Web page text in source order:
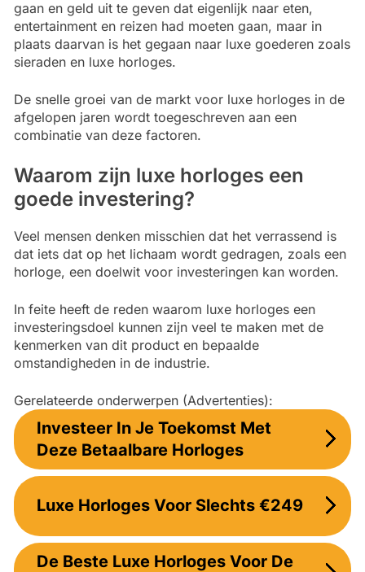
gaan en geld uit te geven dat eigenlijk naar eten,
entertainment en reizen had moeten gaan, maar in
plaats daarvan is het gegaan naar luxe goederen zoals
sieraden en luxe horloges.
De snelle groei van de markt voor luxe horloges in de
afgelopen jaren wordt toegeschreven aan een
combinatie van deze factoren.
Waarom zijn luxe horloges een
goede investering?
Veel mensen denken misschien dat het verrassend is
dat iets dat op het lichaam wordt gedragen, zoals een
horloge, een doelwit voor investeringen kan worden.
In feite heeft de reden waarom luxe horloges een
investeringsdoel kunnen zijn veel te maken met de
kenmerken van dit product en bepaalde
omstandigheden in de industrie.
Gerelateerde onderwerpen (Advertenties):
Investeer In Je Toekomst Met
Deze Betaalbare Horloges
Luxe Horloges Voor Slechts €249
De Beste Luxe Horloges Voor De